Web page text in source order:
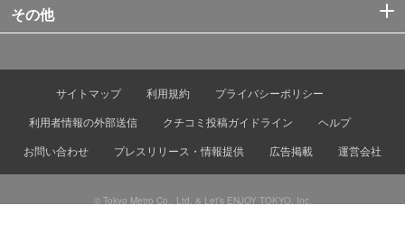
その他
サイトマップ 利用規約
プライバシーポリシー
利用者情報の外部送信
クチコミ投稿ガイドライン
ヘルプ
お問い合わせ
プレスリリース・情報提供 広告掲載 運営会社
© Tokyo Metro Co., Ltd. & Let’s ENJOY TOKYO, Inc.